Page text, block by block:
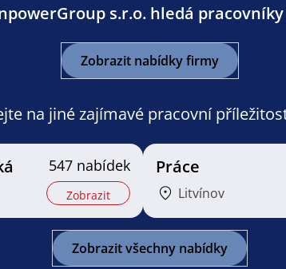
s.r.o. hledá
Zobrazit nabídky firmy
na jiné zajímavé pracovní
547 nabídek
Zobrazit
Práce
Litvínov
Zobrazit všechny nabídky